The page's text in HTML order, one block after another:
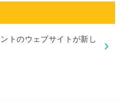
トのウェブサイトが新し